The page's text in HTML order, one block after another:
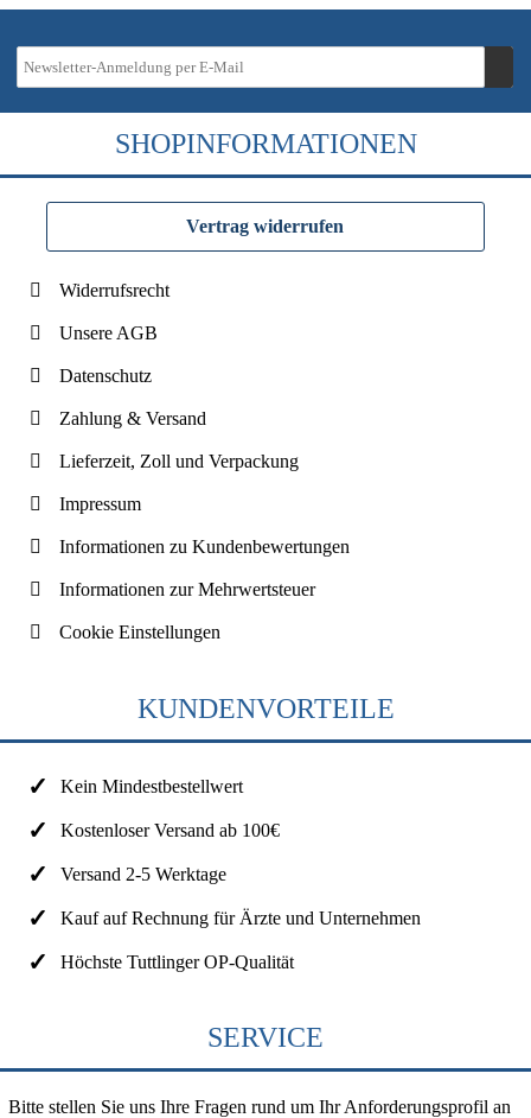
SHOPINFORMATIONEN
Vertrag widerrufen
Widerrufsrecht
Unsere AGB
Datenschutz
Zahlung & Versand
Lieferzeit, Zoll und Verpackung
Impressum
Informationen zu Kundenbewertungen
Informationen zur Mehrwertsteuer
Cookie Einstellungen
KUNDENVORTEILE
Kein Mindestbestellwert
Kostenloser Versand ab 100€
Versand 2-5 Werktage
Kauf auf Rechnung für Ärzte und Unternehmen
Höchste Tuttlinger OP-Qualität
SERVICE
Bitte stellen Sie uns Ihre Fragen rund um Ihr Anforderungsprofil an